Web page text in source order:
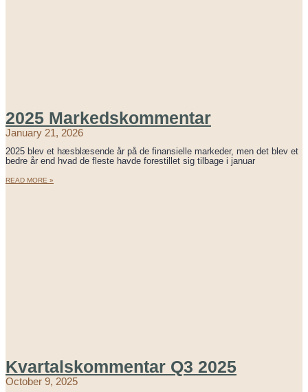
2025 Markedskommentar
January 21, 2026
2025 blev et hæsblæsende år på de finansielle markeder, men det blev et
bedre år end hvad de fleste havde forestillet sig tilbage i januar
READ MORE »
Kvartalskommentar Q3 2025
October 9, 2025